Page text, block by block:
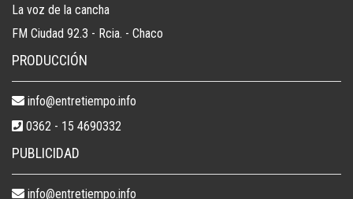
La voz de la cancha
FM Ciudad 92.3 - Rcia. - Chaco
PRODUCCIÓN
info@entretiempo.info
0362 - 15 4690332
PUBLICIDAD
info@entretiempo.info